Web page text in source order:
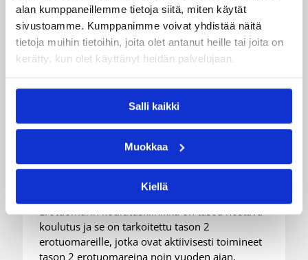
alan kumppaneillemme tietoja siitä, miten käytät
sivustoamme. Kumppanimme voivat yhdistää näitä
tietoja muihin tietoihin, joita olet antanut heille tai joita on
kerätty, kun olet käyttänyt heidän palvelujaan.
Salli kaikki
Muokkaa
Kiellä
Kauden 2026-27
erotuomareiden
koulutusklinikat
Erotuomarin koulutusklinikka on tasoa nostava
koulutus ja se on tarkoitettu tason 2
erotuomareille, jotka ovat aktiivisesti toimineet
tason 2 erotuomareina noin vuoden ajan.